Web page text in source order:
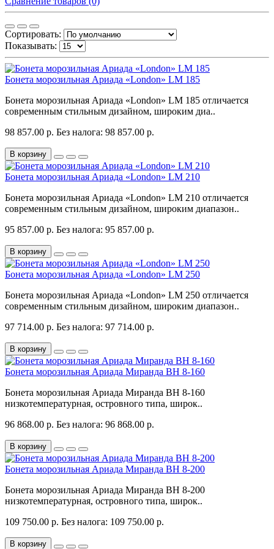
Сортировать:
Показывать:
Бонета морозильная Ариада «London» LM 185
Бонета морозильная Ариада «London» LM 185 отличается
современным стильным дизайном, широким диа..
98 857.00 р. Без налога: 98 857.00 р.
В корзину
Бонета морозильная Ариада «London» LM 210
Бонета морозильная Ариада «London» LM 210 отличается
современным стильным дизайном, широким диапазон..
95 857.00 р. Без налога: 95 857.00 р.
В корзину
Бонета морозильная Ариада «London» LM 250
Бонета морозильная Ариада «London» LM 250 отличается
современным стильным дизайном, широким диапазон..
97 714.00 р. Без налога: 97 714.00 р.
В корзину
Бонета морозильная Ариада Миранда ВН 8-160
Бонета морозильная Ариада Миранда ВН 8-160
низкотемпературная, островного типа, широк..
96 868.00 р. Без налога: 96 868.00 р.
В корзину
Бонета морозильная Ариада Миранда ВН 8-200
Бонета морозильная Ариада Миранда ВН 8-200
низкотемпературная, островного типа, широк..
109 750.00 р. Без налога: 109 750.00 р.
В корзину